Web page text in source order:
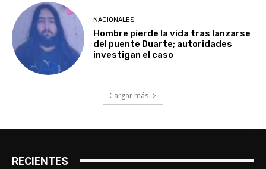
NACIONALES
Hombre pierde la vida tras lanzarse
del puente Duarte; autoridades
investigan el caso
Cargar más
RECIENTES